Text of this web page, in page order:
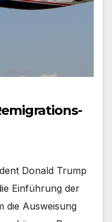
Donald Trump
Einführung der
die Ausweisung